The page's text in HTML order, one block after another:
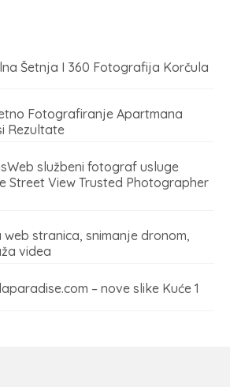
Šetnja I 360 Fotografija Korčula
Fotografiranje Apartmana
Rezultate
službeni fotograf usluge
Street View Trusted Photographer
web stranica, snimanje dronom,
videa
– nove slike Kuće 1